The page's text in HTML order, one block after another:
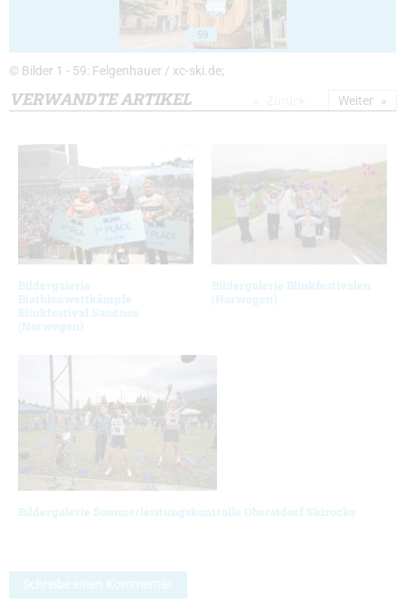
59
© Bilder 1 - 59: Felgenhauer / xc-ski.de;
VERWANDTE ARTIKEL
Bildergalerie
Biathlonwettkämpfe
Blinkfestival Sandnes
(Norwegen)
Bildergalerie Blinkfestivalen
(Norwegen)
Bildergalerie Sommerleistungskontrolle Oberstdorf Skirocks
Weiter
Schreibe einen Kommentar